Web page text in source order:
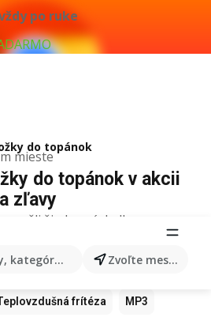
po ruke
mieste
kategórie, produkty... Zvoľte mesto
do topánok
do topánok v akcii
zľavy
žiadne výsledky.
produkty
Xiaomi Apple Watch
frítéza MP3